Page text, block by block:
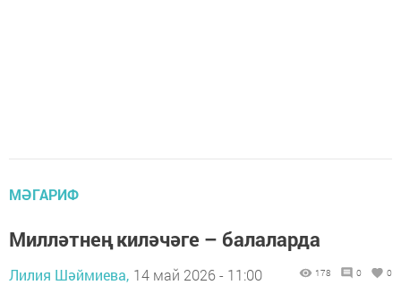
МӘГАРИФ
Милләтнең киләчәге – балаларда
Лилия Шәймиева, 14 май 2026 - 11:00 178 0 0